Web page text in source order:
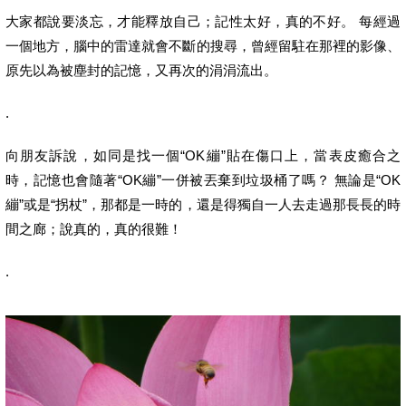
大家都說要淡忘，才能釋放自己；記性太好，真的不好。 每經過
一個地方，腦中的雷達就會不斷的搜尋，曾經留駐在那裡的影像、
原先以為被塵封的記憶，又再次的涓涓流出。
.
向朋友訴說，如同是找一個“OK繃”貼在傷口上，當表皮癒合之
時，記憶也會隨著“OK繃”一併被丟棄到垃圾桶了嗎？ 無論是“OK
繃”或是“拐杖”，那都是一時的，還是得獨自一人去走過那長長的時
間之廊；說真的，真的很難！
.